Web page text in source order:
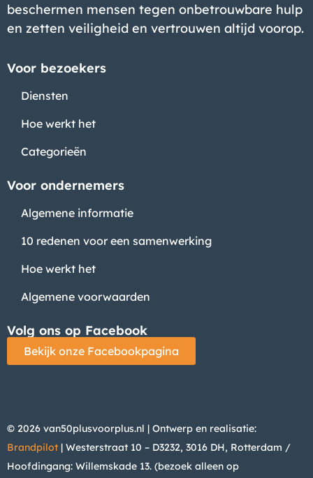
beschermen mensen tegen onbetrouwbare hulp
en zetten veiligheid en vertrouwen altijd voorop.
Voor bezoekers
Diensten
Hoe werkt het
Categorieën
Voor ondernemers
Algemene informatie
10 redenen voor een samenwerking
Hoe werkt het
Algemene voorwaarden
Volg ons op Facebook
Bekijk onze Facebookpagina
© 2026 van50plusvoorplus.nl | Ontwerp en realisatie:
Brandpilot | Westerstraat 10 – D3232, 3016 DH, Rotterdam /
Hoofdingang: Willemskade 13. (bezoek alleen op